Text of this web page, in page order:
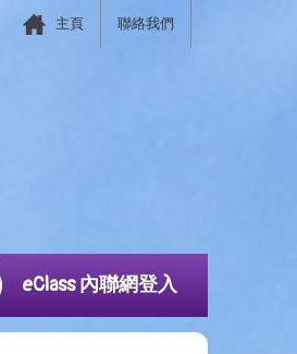
聯絡我們
主頁
eClass 內聯網登入